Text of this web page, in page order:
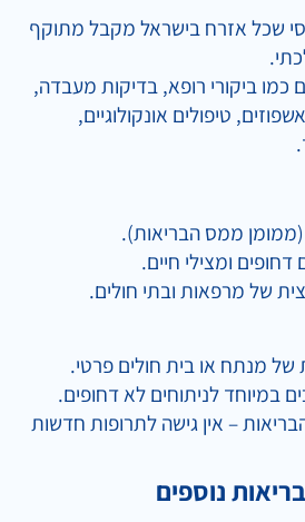
שכל אזרח בישראל מקבל מתוקף
כמו ביקורי רופא, בדיקות מעבדה,
טיפולים אונקולוגיים,
ממס הבריאות).
ומצילי חיים.
של מרפאות ובתי חולים.
של מנתח או בית חולים פרטי.
במיוחד לניתוחים לא דחופים.
– אין גישה לתרופות חדשות
נוספים